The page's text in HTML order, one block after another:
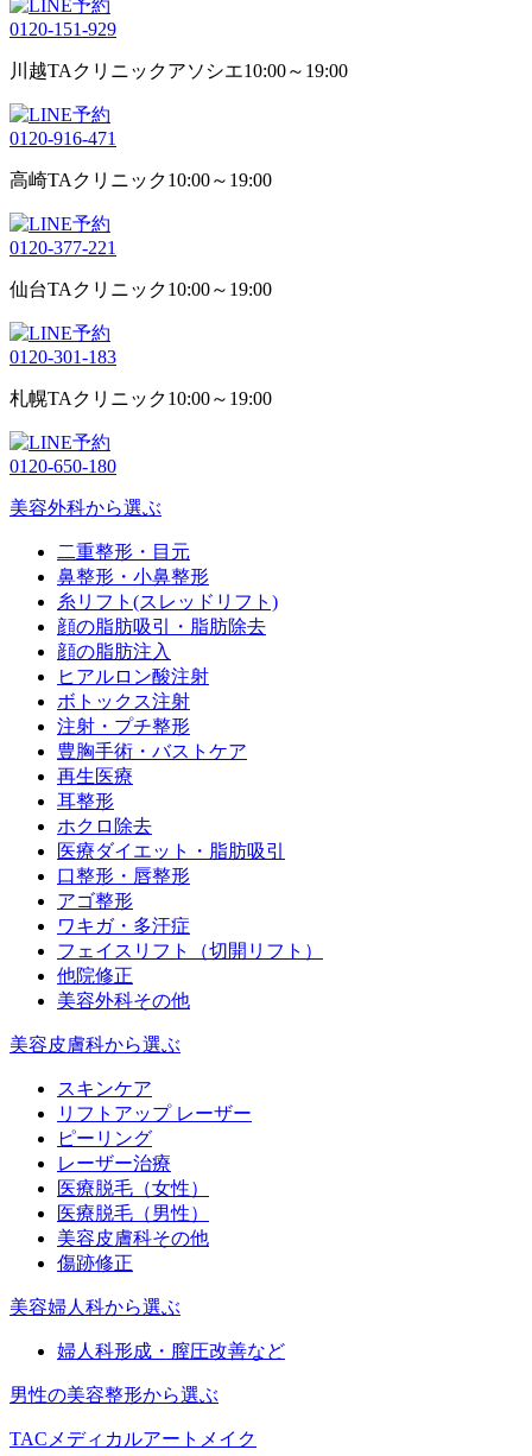
0120-151-929
川越TAクリニックアソシエ10:00～19:00
0120-916-471
高崎TAクリニック10:00～19:00
0120-377-221
仙台TAクリニック10:00～19:00
0120-301-183
札幌TAクリニック10:00～19:00
0120-650-180
美容外科から選ぶ
二重整形・目元
鼻整形・小鼻整形
糸リフト(スレッドリフト)
顔の脂肪吸引・脂肪除去
顔の脂肪注入
ヒアルロン酸注射
ボトックス注射
注射・プチ整形
豊胸手術・バストケア
再生医療
耳整形
ホクロ除去
医療ダイエット・脂肪吸引
口整形・唇整形
アゴ整形
ワキガ・多汗症
フェイスリフト（切開リフト）
他院修正
美容外科その他
美容皮膚科から選ぶ
スキンケア
リフトアップ レーザー
ピーリング
レーザー治療
医療脱毛（女性）
医療脱毛（男性）
美容皮膚科その他
傷跡修正
美容婦人科から選ぶ
婦人科形成・膣圧改善など
男性の美容整形から選ぶ
TACメディカルアートメイク